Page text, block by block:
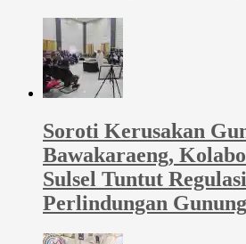
Soroti Kerusakan
Bawakaraeng,
Sulsel Tuntut
Perlindungan Gunung